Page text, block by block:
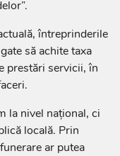
întreprinderile
să achite taxa
prestări servicii, în
la nivel național, ci
locală. Prin
ar putea